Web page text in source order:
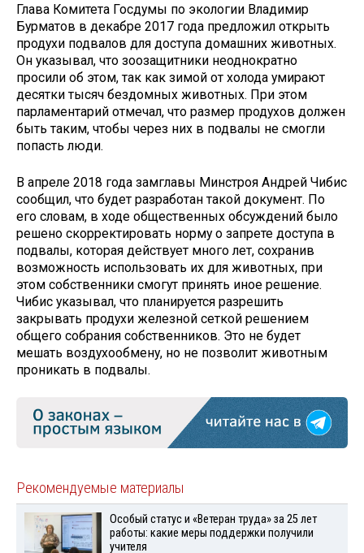
Глава Комитета Госдумы по экологии Владимир
Бурматов в декабре 2017 года предложил открыть
продухи подвалов для доступа домашних животных.
Он указывал, что зоозащитники неоднократно
просили об этом, так как зимой от холода умирают
десятки тысяч бездомных животных. При этом
парламентарий отмечал, что размер продухов должен
быть таким, чтобы через них в подвалы не смогли
попасть люди.
В апреле 2018 года замглавы Минстроя Андрей Чибис
сообщил, что будет разработан такой документ. По
его словам, в ходе общественных обсуждений было
решено скорректировать норму о запрете доступа в
подвалы, которая действует много лет, сохранив
возможность использовать их для животных, при
этом собственники смогут принять иное решение.
Чибис указывал, что планируется разрешить
закрывать продухи железной сеткой решением
общего собрания собственников. Это не будет
мешать воздухообмену, но не позволит животным
проникать в подвалы.
Рекомендуемые материалы
Особый статус и «Ветеран труда» за 25 лет
работы: какие меры поддержки получили
учителя